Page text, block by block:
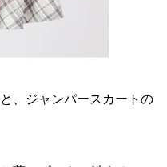
、ジャンパースカートの